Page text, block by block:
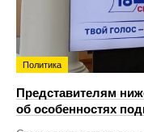
Политика
Представителям
об особенностях